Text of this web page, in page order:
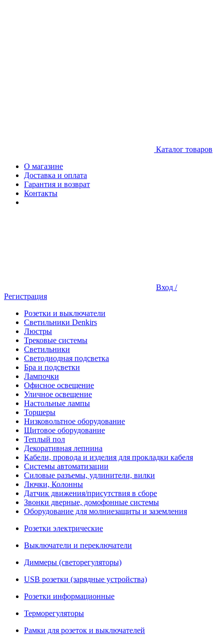
Каталог товаров
О магазине
Доставка и оплата
Гарантия и возврат
Контакты
Вход /
Регистрация
Розетки и выключатели
Светильники Denkirs
Люстры
Трековые системы
Светильники
Светодиодная подсветка
Бра и подсветки
Лампочки
Офисное освещение
Уличное освещение
Настольные лампы
Торшеры
Низковольтное оборудование
Щитовое оборудование
Теплый пол
Декоративная лепнина
Кабели, провода и изделия для прокладки кабеля
Системы автоматизации
Силовые разъемы, удлинители, вилки
Лючки, Колонны
Датчик движения/присутствия в сборе
Звонки дверные, домофонные системы
Оборудование для молниезащиты и заземления
Розетки электрические
Выключатели и переключатели
Диммеры (светорегуляторы)
USB розетки (зарядные устройства)
Розетки информационные
Терморегуляторы
Рамки для розеток и выключателей